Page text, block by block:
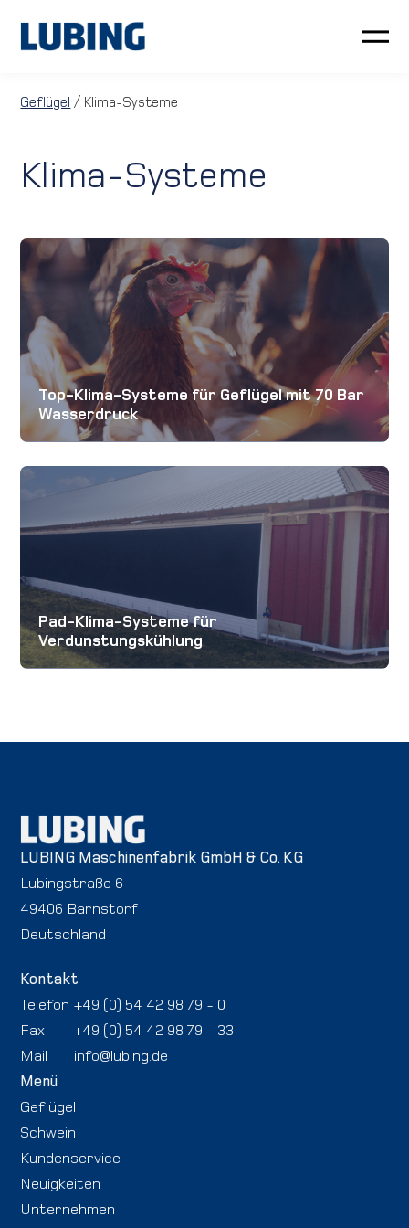
Geflügel
Kundenservice
Neuigkeiten
Unternehmen
LUBING GreenTec
Downloads
International
Geflügel / Klima-Systeme
Klima-Systeme
Top-Klima-Systeme für Geflügel mit 70 Bar
Wasserdruck
Pad-Klima-Systeme für
Verdunstungskühlung
LUBING Maschinenfabrik GmbH & Co. KG
Lubingstraße 6
49406 Barnstorf
Deutschland
Kontakt
Telefon +49 (0) 54 42 98 79 - 0
Fax
+49 (0) 54 42 98 79 - 33
Mail
info@lubing.de
Menü
Geflügel
Schwein
Kundenservice
Neuigkeiten
Unternehmen